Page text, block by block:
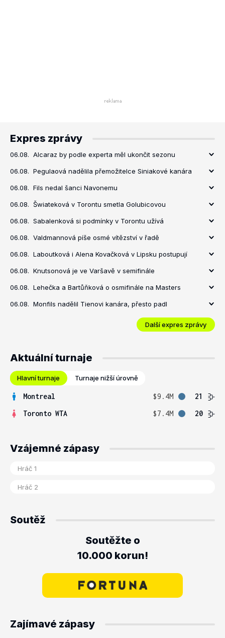
Expres zprávy
06.08. Alcaraz by podle experta měl ukončit sezonu
06.08. Pegulaová nadělila přemožitelce Siniakové kanára
06.08. Fils nedal šanci Navonemu
06.08. Šwiateková v Torontu smetla Golubicovou
06.08. Sabalenková si podmínky v Torontu užívá
06.08. Valdmannová píše osmé vítězství v řadě
06.08. Laboutková i Alena Kovačková v Lipsku postupují
06.08. Knutsonová je ve Varšavě v semifinále
06.08. Lehečka a Bartůňková o osmifinále na Masters
06.08. Monfils nadělil Tienovi kanára, přesto padl
Další expres zprávy
Aktuální turnaje
Hlavní turnaje Turnaje nižší úrovně
Montreal $9.4M
21
Toronto WTA
$7.4M 20
Vzájemné zápasy
Soutěž
Soutěžte o
10.000 korun!
Zajímavé zápasy